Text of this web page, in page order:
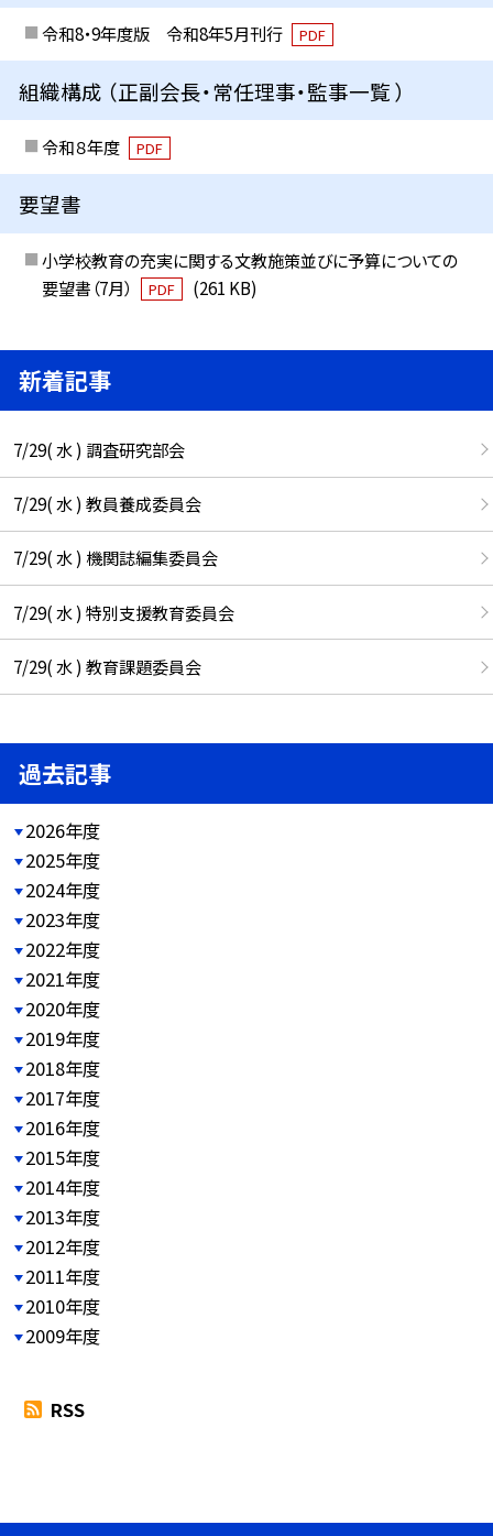
令和8・9年度版 令和8年5月刊行 PDF
組織構成 （正副会長・常任理事・監事一覧 ）
令和８年度 PDF
要望書
小学校教育の充実に関する文教施策並びに予算についての
要望書（7月）
PDF (261 KB)
新着記事
7/29( 水 ) 調査研究部会
7/29( 水 ) 教員養成委員会
7/29( 水 ) 機関誌編集委員会
7/29( 水 ) 特別支援教育委員会
7/29( 水 ) 教育課題委員会
過去記事
2026年度
2025年度
2024年度
2023年度
2022年度
2021年度
2020年度
2019年度
2018年度
2017年度
2016年度
2015年度
2014年度
2013年度
2012年度
2011年度
2010年度
2009年度
RSS